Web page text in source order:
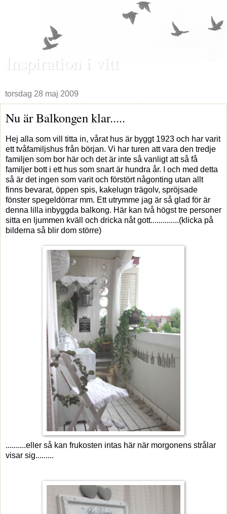
Inspiration i vitt
torsdag 28 maj 2009
Nu är Balkongen klar.....
Hej alla som vill titta in, vårat hus är byggt 1923 och har varit
ett tvåfamiljshus från början. Vi har turen att vara den tredje
familjen som bor här och det är inte så vanligt att så få
familjer bott i ett hus som snart är hundra år. I och med detta
så är det ingen som varit och förstört någonting utan allt
finns bevarat, öppen spis, kakelugn trägolv, spröjsade
fönster spegeldörrar mm. Ett utrymme jag är så glad för är
denna lilla inbyggda balkong. Här kan två högst tre personer
sitta en ljummen kväll och dricka nåt gott..............(klicka på
bilderna så blir dom större)
..........eller så kan frukosten intas här när morgonens strålar
visar sig.........